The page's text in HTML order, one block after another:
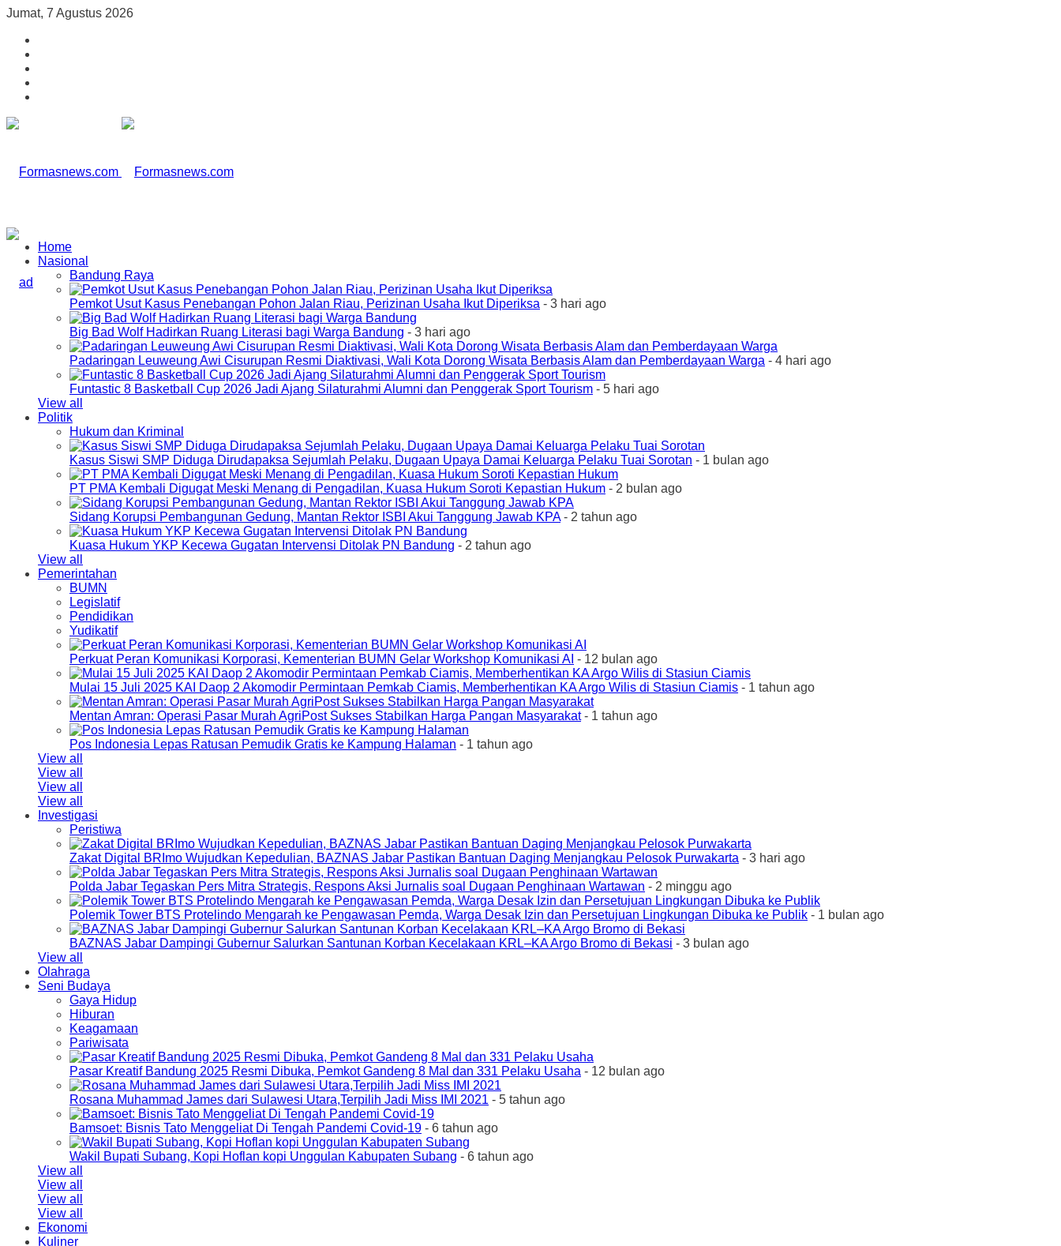
Jumat, 7 Agustus 2026
Home
Nasional
Bandung Raya
Pemkot Usut Kasus Penebangan Pohon Jalan Riau, Perizinan Usaha Ikut Diperiksa - 3 hari ago
Big Bad Wolf Hadirkan Ruang Literasi bagi Warga Bandung - 3 hari ago
Padaringan Leuweung Awi Cisurupan Resmi Diaktivasi, Wali Kota Dorong Wisata Berbasis Alam dan Pemberdayaan Warga - 4 hari ago
Funtastic 8 Basketball Cup 2026 Jadi Ajang Silaturahmi Alumni dan Penggerak Sport Tourism - 5 hari ago
View all
Politik
Hukum dan Kriminal
Kasus Siswi SMP Diduga Dirudapaksa Sejumlah Pelaku, Dugaan Upaya Damai Keluarga Pelaku Tuai Sorotan - 1 bulan ago
PT PMA Kembali Digugat Meski Menang di Pengadilan, Kuasa Hukum Soroti Kepastian Hukum - 2 bulan ago
Sidang Korupsi Pembangunan Gedung, Mantan Rektor ISBI Akui Tanggung Jawab KPA- 2 tahun ago
Kuasa Hukum YKP Kecewa Gugatan Intervensi Ditolak PN Bandung - 2 tahun ago
View all
Pemerintahan
BUMN
Legislatif
Pendidikan
Yudikatif
Perkuat Peran Komunikasi Korporasi, Kementerian BUMN Gelar Workshop Komunikasi AI - 12 bulan ago
Mulai 15 Juli 2025 KAI Daop 2 Akomodir Permintaan Pemkab Ciamis, Memberhentikan KA Argo Wilis di Stasiun Ciamis - 1 tahun ago
Mentan Amran: Operasi Pasar Murah AgriPost Sukses Stabilkan Harga Pangan Masyarakat- 1 tahun ago
Pos Indonesia Lepas Ratusan Pemudik Gratis ke Kampung Halaman - 1 tahun ago
View all
View all
View all
View all
Investigasi
Peristiwa
Zakat Digital BRImo Wujudkan Kepedulian, BAZNAS Jabar Pastikan Bantuan Daging Menjangkau Pelosok Purwakarta - 3 hari ago
Polda Jabar Tegaskan Pers Mitra Strategis, Respons Aksi Jurnalis soal Dugaan Penghinaan Wartawan - 2 minggu ago
Polemik Tower BTS Protelindo Mengarah ke Pengawasan Pemda, Warga Desak Izin dan Persetujuan Lingkungan Dibuka ke Publik - 1 bulan ago
BAZNAS Jabar Dampingi Gubernur Salurkan Santunan Korban Kecelakaan KRL–KA Argo Bromo di Bekasi - 3 bulan ago
View all
Olahraga
Seni Budaya
Gaya Hidup
Hiburan
Keagamaan
Pariwisata
Pasar Kreatif Bandung 2025 Resmi Dibuka, Pemkot Gandeng 8 Mal dan 331 Pelaku Usaha - 12 bulan ago
Rosana Muhammad James dari Sulawesi Utara,Terpilih Jadi Miss IMI 2021 - 5 tahun ago
Bamsoet: Bisnis Tato Menggeliat Di Tengah Pandemi Covid-19 - 6 tahun ago
Wakil Bupati Subang, Kopi Hoflan kopi Unggulan Kabupaten Subang - 6 tahun ago
View all
View all
View all
View all
Ekonomi
Kuliner